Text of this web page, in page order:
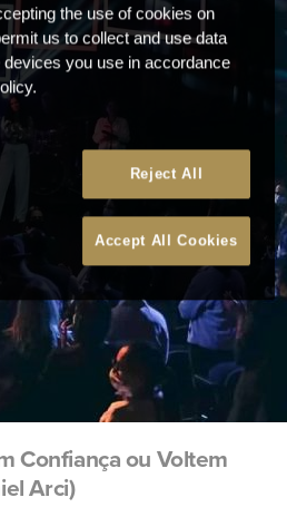
Confiança ou Voltem
Arci)
the use of cookies on
us to collect and use data
you use in accordance
Reject All
Accept All Cookies